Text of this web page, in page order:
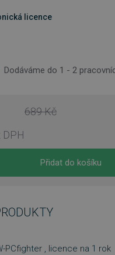
licence
Dodáváme do 1 - 2
DPH
689 Kč
Přidat do košíku
PCfighter , licence na 1 rok